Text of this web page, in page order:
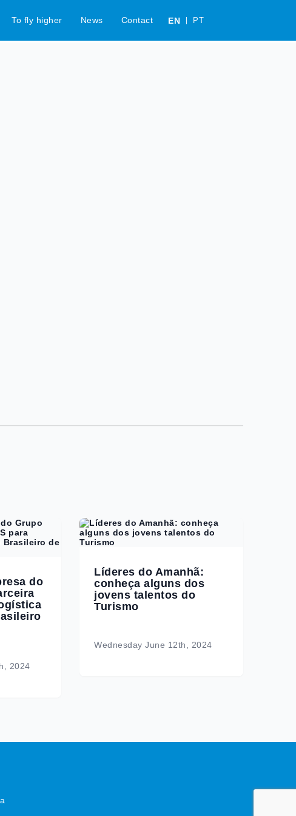
To fly higher News Contact EN PT
do
2024
Líderes do Amanhã:
conheça alguns dos
jovens talentos do
Turismo
Wednesday June 12th, 2024